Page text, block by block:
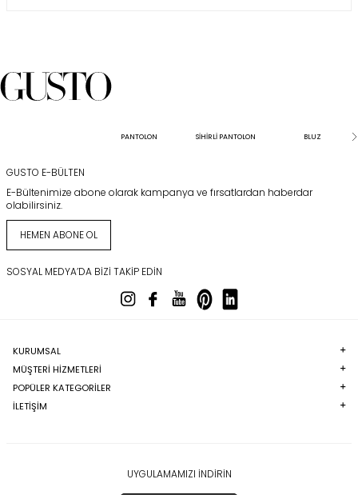
PANTOLON SİHİRLİ PANTOLON BLUZ
GUSTO E-BÜLTEN
E-Bültenimize abone olarak kampanya ve fırsatlardan haberdar
olabilirsiniz.
HEMEN ABONE OL
SOSYAL MEDYA’DA BIZI TAKIP EDIN
KURUMSAL
MÜŞTERI HIZMETLERI
POPÜLER KATEGORILER
İLETİŞİM
UYGULAMAMIZI İNDİRİN